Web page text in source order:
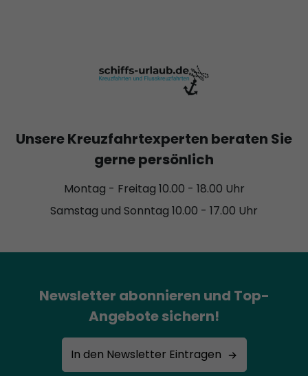
Unsere Kreuzfahrtexperten beraten Sie
gerne persönlich
Montag - Freitag 10.00 - 18.00 Uhr
Samstag und Sonntag 10.00 - 17.00 Uhr
Newsletter abonnieren und Top-
Angebote sichern!
In den Newsletter Eintragen